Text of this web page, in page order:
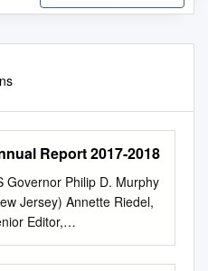
Report 2017-2018
Governor Philip D. Murphy
Jersey) Annette Riedel,
Editor,
Kultur Berlin
Forum 2018: